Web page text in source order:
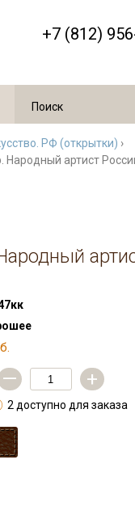
+7 (812)
РФ (открытки) ›
Народный артист
— +
2 доступно для заказа